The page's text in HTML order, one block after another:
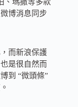
博消息同步
而新浪保護
是很自然而
到 “微頭條”